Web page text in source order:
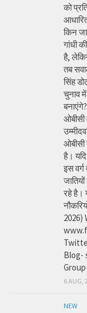
को
किन
गांधी
है,
तब
सिंह
चुनाव
ओबीसी
ओबीसी
है। यदि
इस
रहे है।
2026)
Blog-
6 AUG,
NEW